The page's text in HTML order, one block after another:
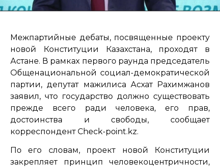
Межпартийные дебаты, посвященные проекту
новой Конституции Казахстана, проходят в
Астане. В рамках первого раунда председатель
Общенациональной социал-демократической
партии, депутат мажилиса Асхат Рахимжанов
заявил, что государство должно существовать
прежде всего ради человека, его прав,
достоинства и свободы, сообщает
корреспондент Check-point.kz.
По его словам, проект новой Конституции
закрепляет принцип человекоцентричности,